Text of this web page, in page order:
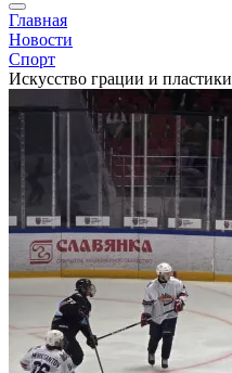
Главная
Новости
Спорт
Искусство грации и пластики